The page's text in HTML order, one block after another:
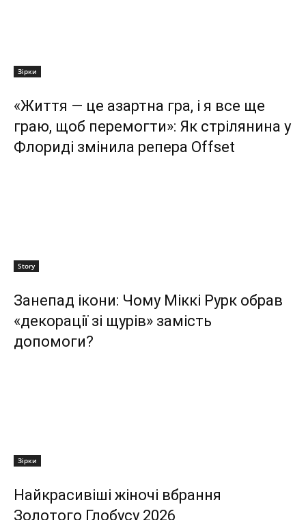
Зірки
«Життя — це азартна гра, і я все ще
граю, щоб перемогти»: Як стрілянина у
Флориді змінила репера Offset
Story
Занепад ікони: Чому Міккі Рурк обрав
«декорації зі щурів» замість
допомоги?
Зірки
Найкрасивіші жіночі вбрання
Золотого Глобусу 2026